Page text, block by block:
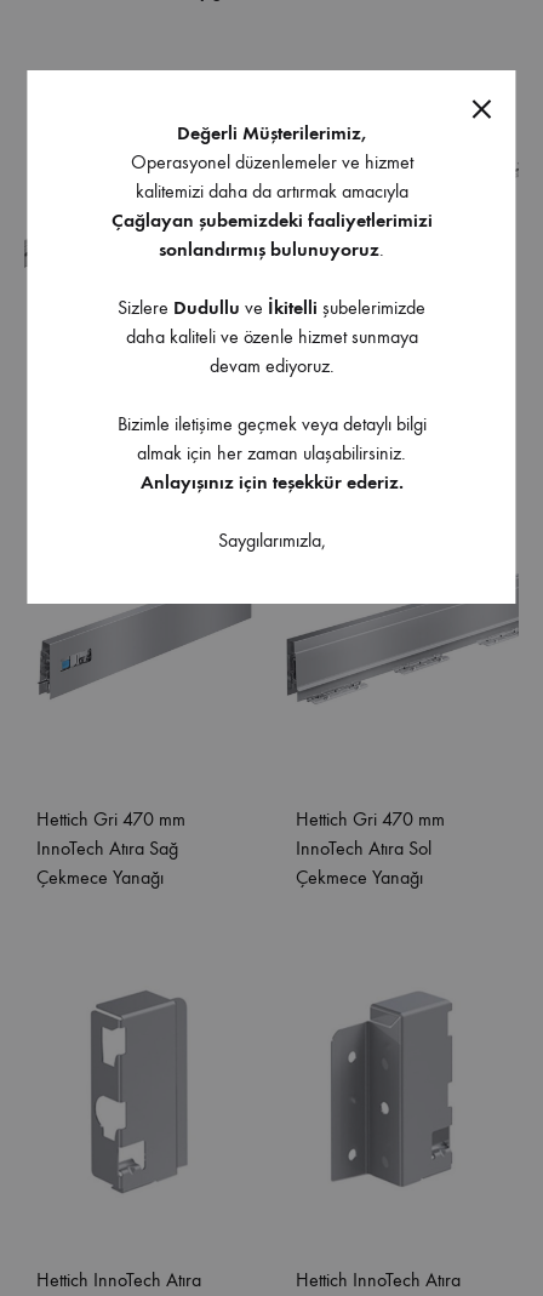
Atıra Sağ Çekmece Alt Ray
Atıra Sol Çekmece Alt Ray
Hettich Gri 470 mm
InnoTech Atıra Sağ
Çekmece Yanağı
Hettich Gri 470 mm
InnoTech Atıra Sol
Çekmece Yanağı
Hettich InnoTech Atıra
Hettich InnoTech Atıra
Değerli Müşterilerimiz,
Operasyonel düzenlemeler ve hizmet
kalitemizi daha da artırmak amacıyla
Çağlayan şubemizdeki faaliyetlerimizi
sonlandırmış bulunuyoruz.
Sizlere Dudullu ve İkitelli şubelerimizde
daha kaliteli ve özenle hizmet sunmaya
devam ediyoruz.
Bizimle iletişime geçmek veya detaylı bilgi
almak için her zaman ulaşabilirsiniz.
Anlayışınız için teşekkür ederiz.
Saygılarımızla,